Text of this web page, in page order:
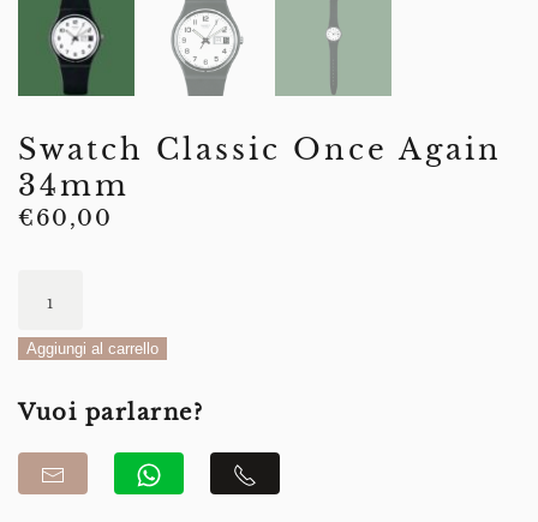
Swatch Classic Once Again
34mm
€60,00
Classic
Once
34mm
quantità
Aggiungi al carrello
Vuoi parlarne?